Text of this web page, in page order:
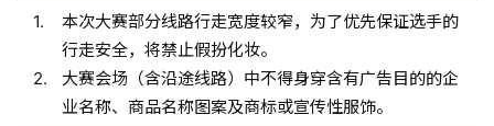
本次大赛部分线路行走宽度较窄，为了优先保证选手的
行走安全，将禁止假扮化妆。
大赛会场（含沿途线路）中不得身穿含有广告目的的企
业名称、商品名称图案及商标或宣传性服饰。